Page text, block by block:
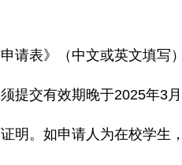
请表》（中文或英文填写
提交有效期晚于2025年3
明。如申请人为在校学